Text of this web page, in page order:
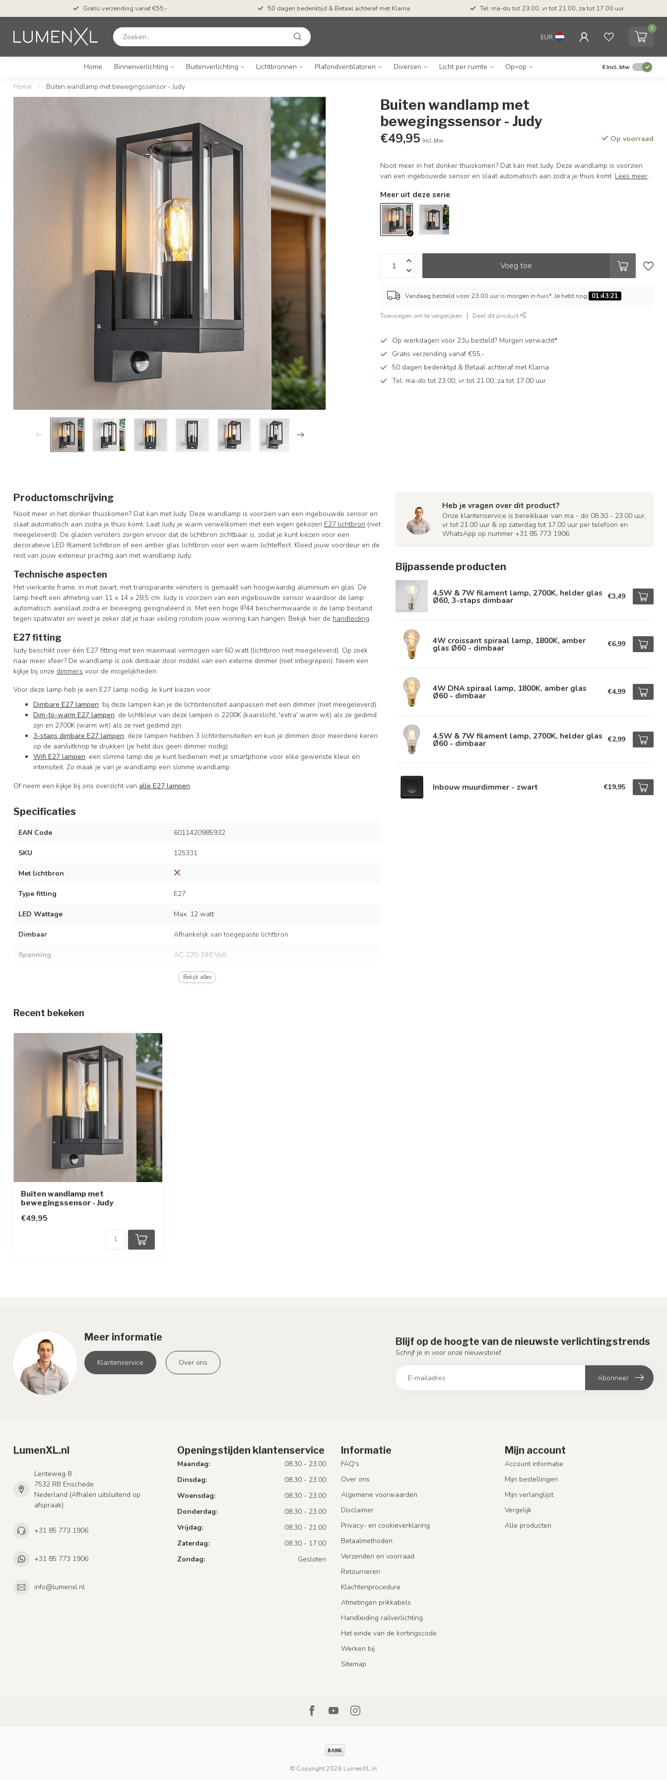
Gratis verzending vanaf €55,- 50 dagen bedenktijd & Betaal achteraf met Klarna Tel: ma-do tot 23.00, vr tot 21.00, za tot 17.00 uur
EUR
0
Home Binnenverlichting Buitenverlichting Lichtbronnen Plafondventilatoren Diversen Licht per ruimte Op=op €Incl. btw
Home / Buiten wandlamp met bewegingssensor - Judy
Buiten wandlamp met
bewegingssensor - Judy
€49,95 Incl. btw Op voorraad
Nooit meer in het donker thuiskomen? Dat kan met Judy. Deze wandlamp is voorzien
van een ingebouwde sensor en slaat automatisch aan zodra je thuis komt. Lees meer.
Meer uit deze serie
Voeg toe
Vandaag besteld voor 23.00 uur is morgen in huis*. Je hebt nog 01:43:20
Toevoegen om te vergelijken Deel dit product
Op werkdagen voor 23u besteld? Morgen verwacht*
Gratis verzending vanaf €55,-
50 dagen bedenktijd & Betaal achteraf met Klarna
Tel: ma-do tot 23.00, vr tot 21.00, za tot 17.00 uur
Productomschrijving
Nooit meer in het donker thuiskomen? Dat kan met Judy. Deze wandlamp is voorzien van een ingebouwde sensor en
slaat automatisch aan zodra je thuis komt. Laat Judy je warm verwelkomen met een eigen gekozen E27 lichtbron (niet
meegeleverd). De glazen vensters zorgen ervoor dat de lichtbron zichtbaar is, zodat je kunt kiezen voor een
decoratieve LED filament lichtbron of een amber glas lichtbron voor een warm lichteffect. Kleed jouw voordeur en de
rest van jouw exterieur prachtig aan met wandlamp Judy.
Technische aspecten
Het vierkante frame, in mat zwart, met transparante vensters is gemaakt van hoogwaardig aluminium en glas. De
lamp heeft een afmeting van 11 x 14 x 28,5 cm. Judy is voorzien van een ingebouwde sensor waardoor de lamp
automatisch aanslaat zodra er beweging gesignaleerd is. Met een hoge IP44 beschermwaarde is de lamp bestand
tegen spatwater en weet je zeker dat je haar veiling rondom jouw woning kan hangen. Bekijk hier de handleiding.
E27 fitting
Judy beschikt over één E27 fitting met een maximaal vermogen van 60 watt (lichtbron niet meegeleverd). Op zoek
naar meer sfeer? De wandlamp is ook dimbaar door middel van een externe dimmer (niet inbegrepen). Neem een
kijkje bij onze dimmers voor de mogelijkheden.
Voor deze lamp heb je een E27 lamp nodig. Je kunt kiezen voor:
Dimbare E27 lampen: bij deze lampen kan je de lichtintensiteit aanpassen met een dimmer (niet meegeleverd).
Dim-to-warm E27 lampen: de lichtkleur van deze lampen is 2200K (kaarslicht, 'extra' warm wit) als ze gedimd
zijn en 2700K (warm wit) als ze niet gedimd zijn.
3-staps dimbare E27 lampen: deze lampen hebben 3 lichtintensiteiten en kun je dimmen door meerdere keren
op de aan/uitknop te drukken (je hebt dus geen dimmer nodig).
Wifi E27 lampen: een slimme lamp die je kunt bedienen met je smartphone voor elke gewenste kleur en
intensiteit. Zo maak je van je wandlamp een slimme wandlamp.
Of neem een kijkje bij ons overzicht van alle E27 lampen.
Specificaties
EAN Code 6011420985932
SKU 125331
Met lichtbron
Type fitting E27
LED Wattage Max. 12 watt
Dimbaar Afhankelijk van toegepaste lichtbron
Spanning AC 220-240 Volt
50/60 Hz
Materiaal
Afmetingen
In hoogte verstelbaar
Beschermingsgraad
Beschermingsklasse
Bekijk alles
Heb je vragen over dit product?
Onze klantenservice is bereikbaar van ma - do 08.30 - 23.00 uur,
vr tot 21.00 uur & op zaterdag tot 17.00 uur per telefoon en
WhatsApp op nummer +31 85 773 1906
Bijpassende producten
4,5W & 7W filament lamp, 2700K, helder glas
Ø60, 3-staps dimbaar €3,49
4W croissant spiraal lamp, 1800K, amber
glas Ø60 - dimbaar €6,99
4W DNA spiraal lamp, 1800K, amber glas
Ø60 - dimbaar €4,99
4,5W & 7W filament lamp, 2700K, helder glas
Ø60 - dimbaar €2,99
Inbouw muurdimmer - zwart €19,95
Recent bekeken
Buiten wandlamp met
bewegingssensor - Judy
€49,95
Meer informatie
Klantenservice Over ons
Blijf op de hoogte van de nieuwste verlichtingstrends
Schrijf je in voor onze nieuwsbrief.
Abonneer
LumenXL.nl
Lenteweg 8
7532 RB Enschede
Nederland (Afhalen uitsluitend op
afspraak)
+31 85 773 1906
+31 85 773 1906
info@lumenxl.nl
Openingstijden klantenservice
Maandag:
08.30 - 23.00
Dinsdag:
08.30 - 23.00
Woensdag:
08.30 - 23.00
Donderdag:
08.30 - 23.00
Vrijdag:
08.30 - 21.00
Zaterdag:
08.30 - 17.00
Zondag:
Gesloten
Informatie
FAQ's
Over ons
Algemene voorwaarden
Disclaimer
Privacy- en cookieverklaring
Betaalmethoden
Verzenden en voorraad
Retourneren
Klachtenprocedure
Afmetingen prikkabels
Handleiding railverlichting
Het einde van de kortingscode
Werken bij
Sitemap
Mijn account
Account informatie
Mijn bestellingen
Mijn verlanglijst
Vergelijk
Alle producten
© Copyright 2026 LumenXL.nl